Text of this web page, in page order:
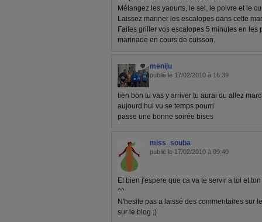
Mélangez les yaourts, le sel, le poivre et le
Laissez mariner les escalopes dans cette
Faites griller vos escalopes 5 minutes en les
marinade en cours de cuisson.
meniju
publié le 17/02/2010 à 16:39
tien bon tu vas y arriver tu aurai du allez
aujourd hui vu se temps pourri
passe une bonne soirée bises
miss_souba
publié le 17/02/2010 à 09:49
Et bien j'espere que ca va te servir a toi et
^^
N'hesite pas a laissé des commentaires sur
sur le blog ;)